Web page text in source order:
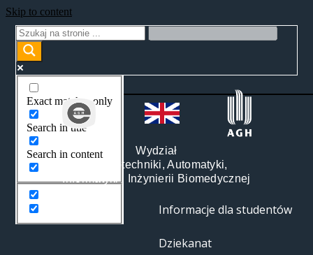
Skip to content
Exact matches only
Search in title
Search in content
Wydział
Elektrotechniki, Automatyki,
Informatyki i Inżynierii Biomedycznej
Informacje dla studentów
Dziekanat